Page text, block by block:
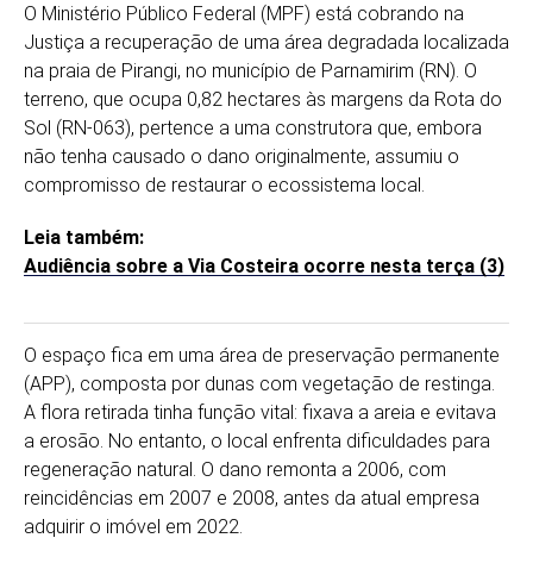
O Ministério Público Federal (MPF) está cobrando na
Justiça a recuperação de uma área degradada localizada
na praia de Pirangi, no município de Parnamirim (RN). O
terreno, que ocupa 0,82 hectares às margens da Rota do
Sol (RN-063), pertence a uma construtora que, embora
não tenha causado o dano originalmente, assumiu o
compromisso de restaurar o ecossistema local.
Leia também:
Audiência sobre a Via Costeira ocorre nesta terça (3)
O espaço fica em uma área de preservação permanente
(APP), composta por dunas com vegetação de restinga.
A flora retirada tinha função vital: fixava a areia e evitava
a erosão. No entanto, o local enfrenta dificuldades para
regeneração natural. O dano remonta a 2006, com
reincidências em 2007 e 2008, antes da atual empresa
adquirir o imóvel em 2022.